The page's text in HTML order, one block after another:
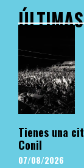
Tienes una
Conil
07/08/2026